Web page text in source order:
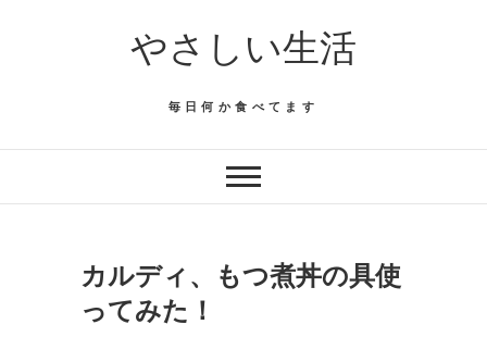
やさしい生活
毎日何か食べてます
カルディ、もつ煮丼の具使
ってみた！